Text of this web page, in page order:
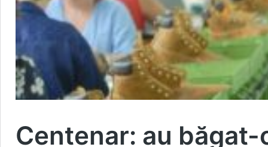
Centenar: au